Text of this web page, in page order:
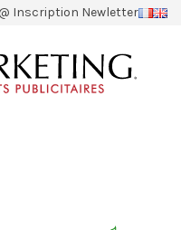
@ Inscription Newletter